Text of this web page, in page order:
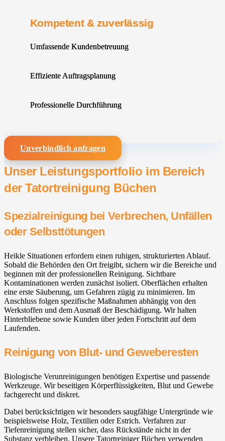
Kompetent & zuverlässig
Umfassende Kundenbetreuung
Effiziente Auftragsplanung
Professionelle Durchführung
Unverbindlich anfragen
Unser Leistungsportfolio im Bereich
der Tatortreinigung Büchen
Spezialreinigung bei Verbrechen, Unfällen
oder Selbsttötungen
Heikle Situationen erfordern einen ruhigen, strukturierten Ablauf.
Sobald die Behörden den Ort freigibt, sichern wir die Bereiche und
beginnen mit der professionellen Reinigung. Sichtbare
Kontaminationen werden zunächst isoliert. Oberflächen erhalten
eine erste Säuberung, um Gefahren zügig zu minimieren. Im
Anschluss folgen spezifische Maßnahmen abhängig von den
Werkstoffen und dem Ausmaß der Beschädigung. Wir halten
Hinterbliebene sowie Kunden über jeden Fortschritt auf dem
Laufenden.
Reinigung von Blut- und Geweberesten
Biologische Verunreinigungen benötigen Expertise und passende
Werkzeuge. Wir beseitigen Körperflüssigkeiten, Blut und Gewebe
fachgerecht und diskret.
Dabei berücksichtigen wir besonders saugfähige Untergründe wie
beispielsweise Holz, Textilien oder Estrich. Verfahren zur
Tiefenreinigung stellen sicher, dass Rückstände nicht in der
Substanz verbleiben. Unsere Tatortreiniger Büchen verwenden